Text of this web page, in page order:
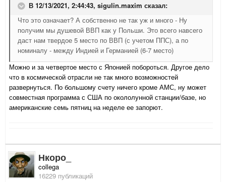
В 12/13/2021, 2:44:43, sigulin.maxim сказал:
Что это означает? А собственно не так уж и много - Ну
получим мы душевой ВВП как у Польши. Это всего навсего
даст нам твердое 5 место по ВВП (с учетом ППС), а по
номиналу - между Индией и Германией (6-7 место)
Можно и за четвертое место с Японией побороться. Другое дело
что в космической отрасли не так много возможностей
развернуться. По большому счету ничего кроме АМС, ну может
совместная программа с США по окололунной станции/базе, но
американские семь пятниц на неделе ее запорют.
Нкоро_
collega
16229 публикаций